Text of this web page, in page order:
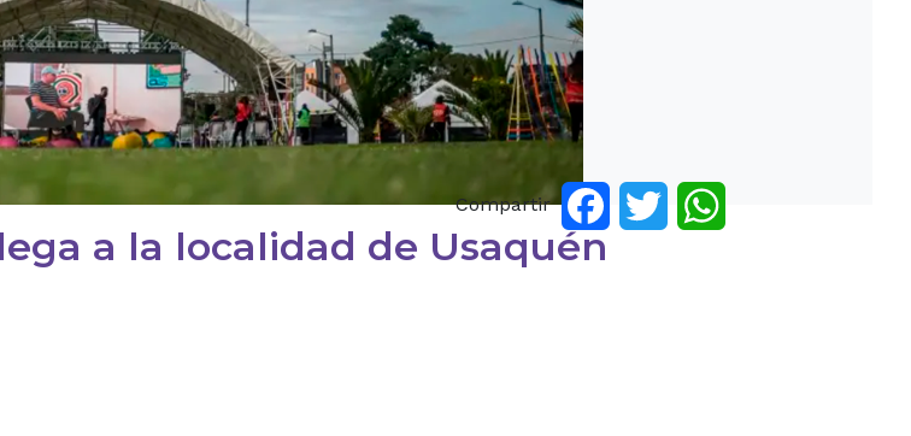
Compartir FacebookTwitter
a la localidad de Usaquén